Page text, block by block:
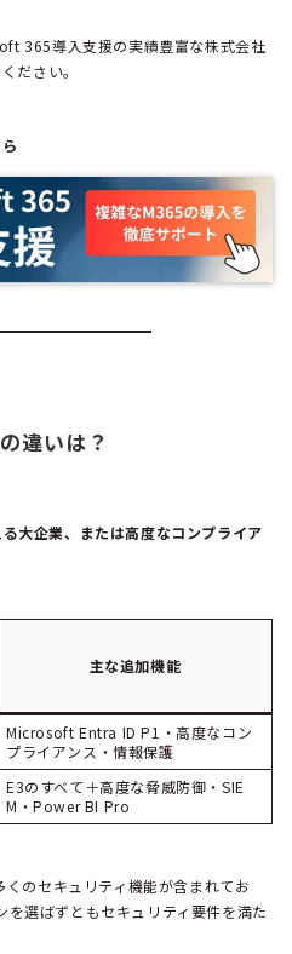
365導入支援の実績豊富な株式会社
ださい。
違いは？
大企業、または高度なコンプライア
主な追加機能
Microsoft Entra ID P1・高度なコン
プライアンス・情報保護
E3のすべて＋高度な脅威防御・SIE
M・Power BI Pro
のセキュリティ機能が含まれてお
選ばずともセキュリティ要件を満た